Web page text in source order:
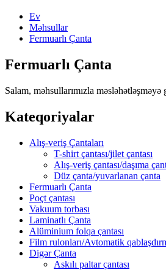
Ev
Məhsullar
Fermuarlı Çanta
Fermuarlı Çanta
Salam, məhsullarımızla məsləhətləşməyə
Kateqoriyalar
Alış-veriş Çantaları
T-shirt çantası/jilet çantası
Alış-veriş çantası/daşıma
Düz çanta/yuvarlanan çanta
Fermuarlı Çanta
Poçt çantası
Vakuum torbası
Laminatlı Çanta
Alüminium folqa çantası
Film rulonları/Avtomatik
Digər Çanta
Askılı paltar çantası